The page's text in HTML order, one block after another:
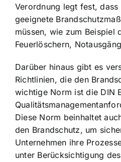
Verordnung legt fest, dass
geeignete
müssen, wie zum Beispiel
Feuerlöschern,
Darüber hinaus gibt es
Richtlinien, die den
wichtige Norm ist die DIN
Diese Norm beinhaltet
den Brandschutz, um
Unternehmen ihre
unter Berücksichtigung